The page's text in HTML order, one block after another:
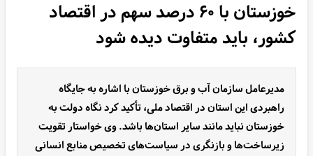
خوزستان با ۶۰ درصد سهم در اقتصاد
کشور، باید متفاوت دیده شود
مدیرعامل سازمان آب و برق خوزستان با اشاره به جایگاه
راهبردی این استان در اقتصاد ملی، تأکید کرد نگاه دولت به
خوزستان نباید مانند سایر استان‌ها باشد. وی خواستار تقویت
زیرساخت‌ها و بازنگری در سیاست‌های تخصیص منابع انسانی